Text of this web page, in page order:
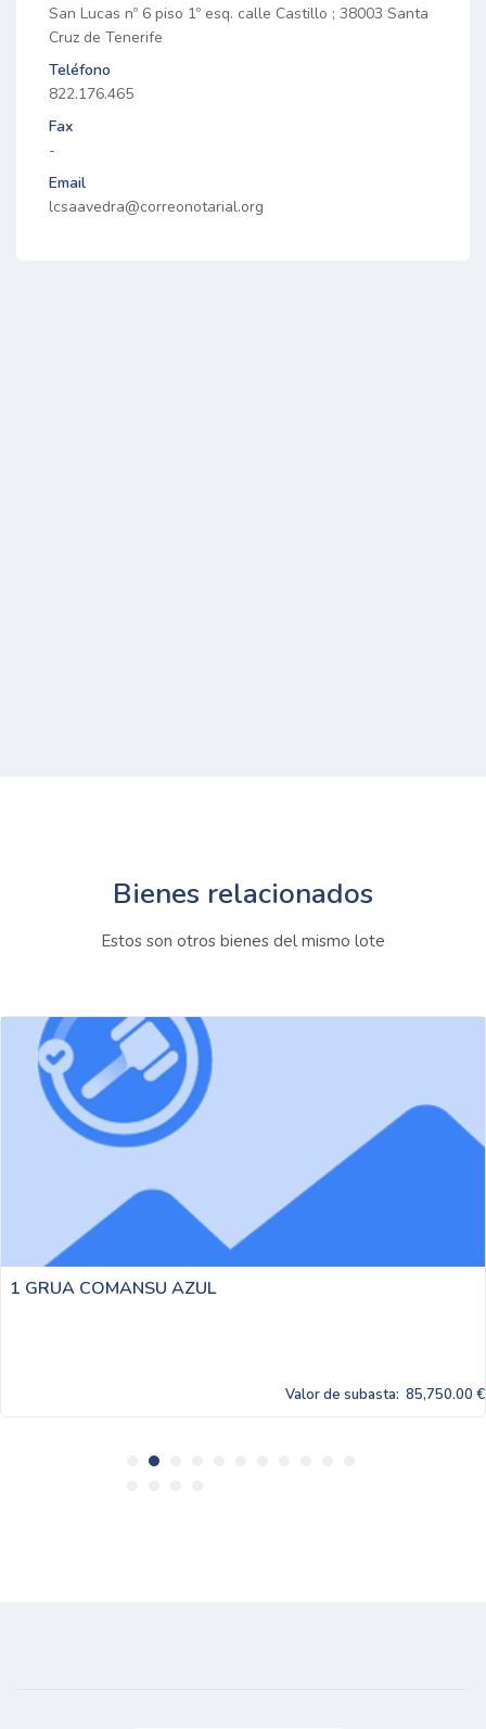
San Lucas nº 6 piso 1º esq. calle Castillo ; 38003 Santa
Cruz de Tenerife
Teléfono
822.176.465
Fax
-
Email
lcsaavedra@correonotarial.org
Bienes relacionados
Estos son otros bienes del mismo lote
AZUL
85,750.00 €